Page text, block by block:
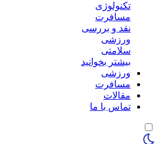
تکنولوژی
مسافرت
نقد و بررسی
ورزشی
سلامتی
بیشتر بخوانید
ورزشی
مسافرت
مقالات
تماس با ما